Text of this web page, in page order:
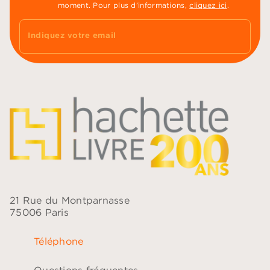
moment. Pour plus d’informations,cliquez ici .
Indiquez votre email
21 Rue du Montparnasse
75006 Paris
Téléphone